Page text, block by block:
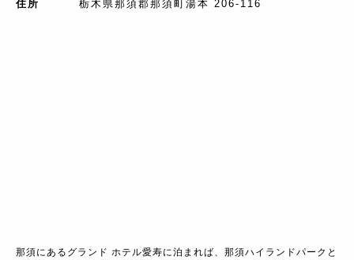
住所 栃木県那須郡那須町湯本 206-116
那須にあるグランド ホテル愛寿に泊まれば、那須ハイランドパークと